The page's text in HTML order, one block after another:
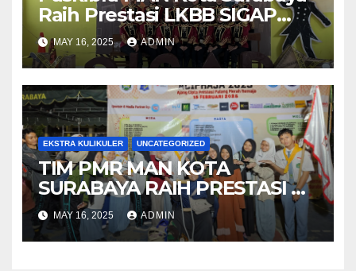
Raih Prestasi LKBB SIGAP
Part 5 Jawa Timur
MAY 16, 2025 ADMIN
EKSTRA KULIKULER UNCATEGORIZED
TIM PMR MAN KOTA
SURABAYA RAIH PRESTASI DI
AJANG CIPTA PRESTASI PMR
SE-JATIM 2025
MAY 16, 2025 ADMIN